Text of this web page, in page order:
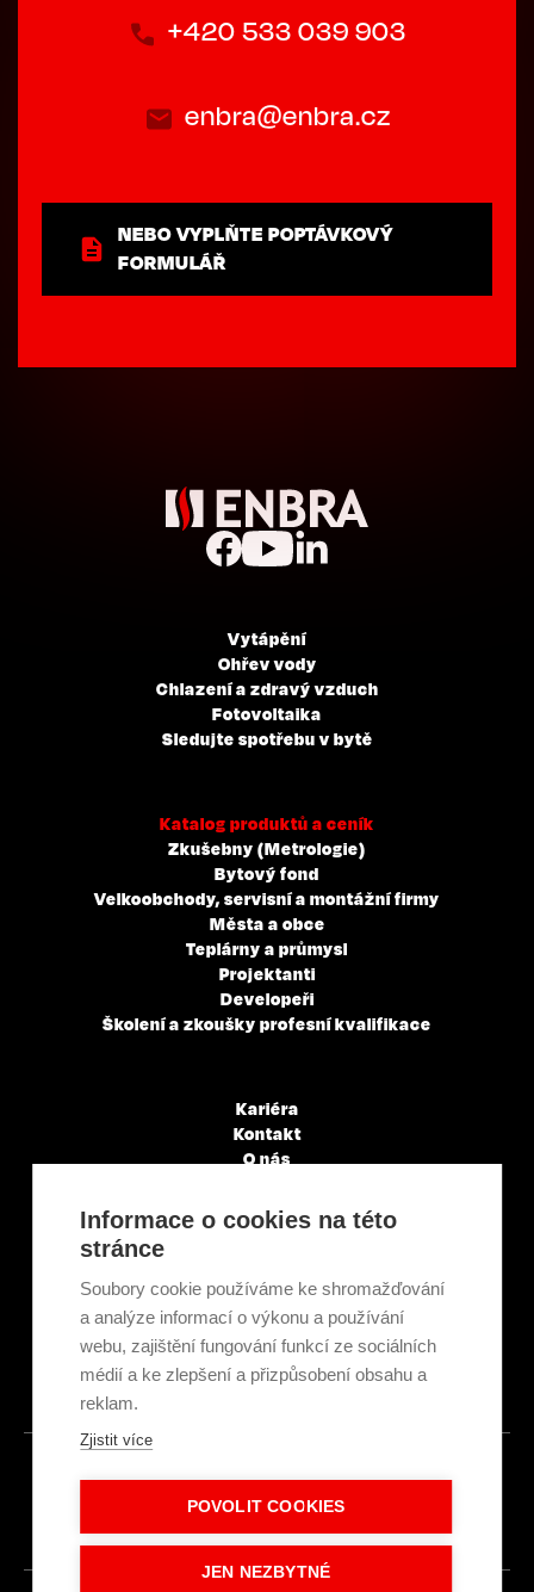
+420 533 039 903
enbra@enbra.cz
NEBO VYPLŇTE POPTÁVKOVÝ
FORMULÁŘ
Vytápění
Ohřev vody
Chlazení a zdravý vzduch
Fotovoltaika
Sledujte spotřebu v bytě
Katalog produktů a ceník
Zkušebny (Metrologie)
Bytový fond
Velkoobchody, servisní a montážní firmy
Města a obce
Teplárny a průmysl
Projektanti
Developeři
Školení a zkoušky profesní kvalifikace
Kariéra
Kontakt
O nás
Články a novinky
GDPR & Cookies
Ekologická recyklace
Projekty EU
Intranet - Přihlášení
Přihlášení
© 2026
Informace o cookies na této
stránce
Soubory cookie používáme ke shromažďování
a analýze informací o výkonu a používání
webu, zajištění fungování funkcí ze sociálních
médií a ke zlepšení a přizpůsobení obsahu a
reklam.
Zjistit více
POVOLIT COOKIES
JEN NEZBYTNÉ